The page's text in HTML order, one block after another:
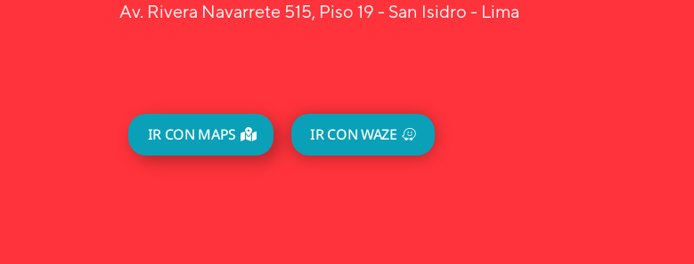
Av. Rivera Navarrete 515, Piso 19 - San Isidro - Lima
IR CON MAPS IR CON WAZE